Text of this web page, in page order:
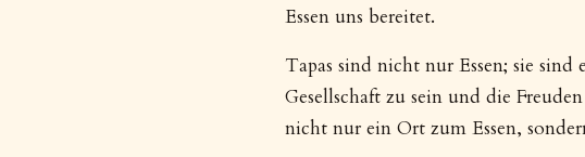
Essen uns bereitet.
Tapas sind nicht nur Essen; sie
Gesellschaft zu sein und die
nicht nur ein Ort zum Essen,